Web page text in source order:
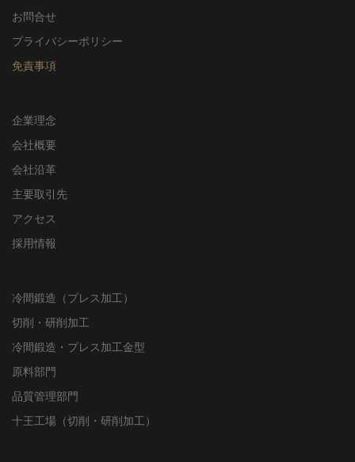
お問合せ
プライバシーポリシー
免責事項
企業理念
会社概要
会社沿革
主要取引先
アクセス
採用情報
冷間鍛造（プレス加工）
切削・研削加工
冷間鍛造・プレス加工金型
原料部門
品質管理部門
十王工場（切削・研削加工）